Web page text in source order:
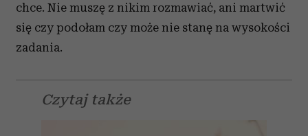
chce. Nie muszę z nikim rozmawiać, ani martwić
się czy podołam czy może nie stanę na wysokości
zadania.
Czytaj także